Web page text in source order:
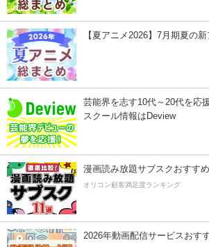
【夏アニメ2026】7月期夏の
芸能界を志す10代～20代を応
スクール情報はDeview
漫画読み放題サブスクおすす
オリコン顧客満足度ランキング
2026年動画配信サービスおす